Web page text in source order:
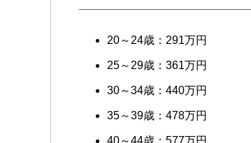
20～24歳：291万円
25～29歳：361万円
30～34歳：440万円
35～39歳：478万円